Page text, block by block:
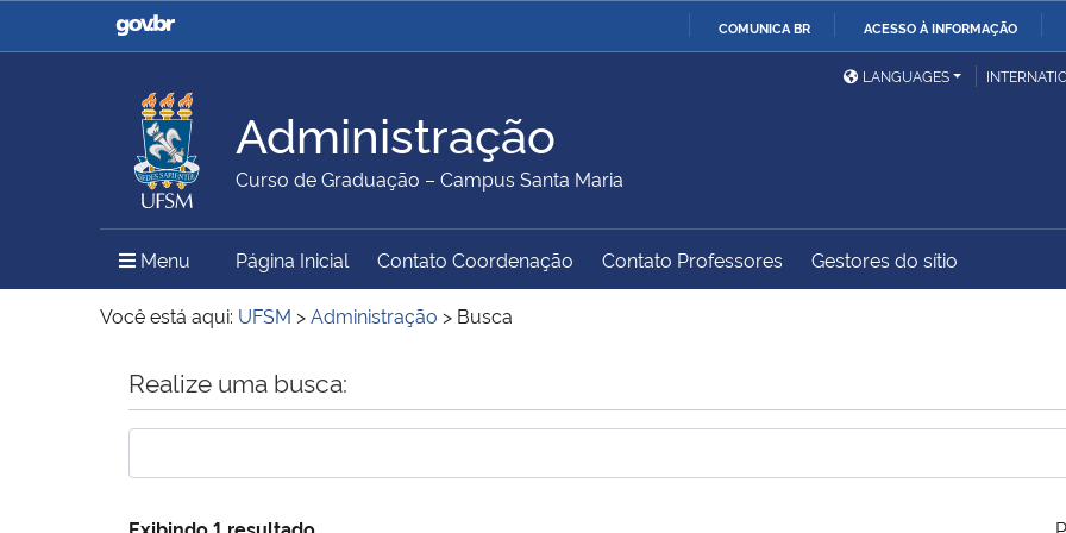
COMUNICA BR ACESSO À INFORMAÇÃO
Casa Civil
Ministério da Justiça e
Ministério da Defesa
Ministério das Relações
Exteriores
Ministério da Agricultura,
Pecuária e Abastecimento
Ministério da Educação
Ministério do Meio Ambiente Ministério do Turismo
Ministério do
Controladoria-Geral da
LANGUAGES
Administração
Curso de Graduação – Campus Santa Maria
Menu Menu Principal do Sítio
Página Inicial Contato Coordenação Contato Professores Gestores do sítio
Você está aqui: UFSM >Administração > Busca
Início do conteúdo
Realize uma busca:
Exibindo 1 resultado